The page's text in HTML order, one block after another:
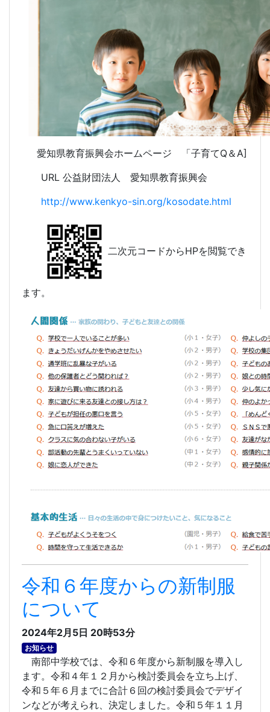
愛知県教育振興会ホームページ 「子育てQ＆A]
URL 公益財団法人 愛知県教育振興会
http://www.kenkyo-sin.org/kosodate.html
二次元コードからHPを閲覧でき
ます。
令和６年度からの新制服
について
2024年2月5日 20時53分
お知らせ
南部中学校では、令和６年度から新制服を導入し
ます。令和４年１２月から検討委員会を立ち上げ、
令和５年６月までに合計６回の検討委員会でデザイ
ンなどが考えられ、決定しました。令和５年１１月